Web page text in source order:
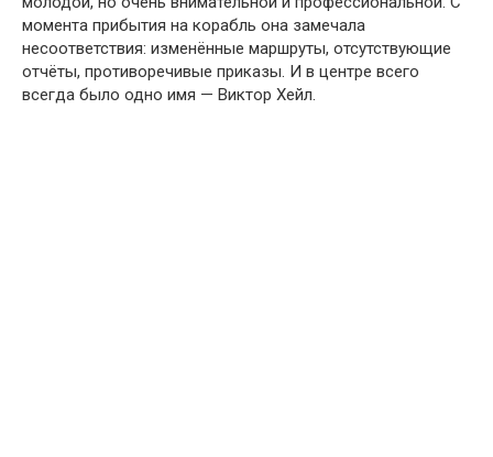
момента прибытия на корабль она замечала
несоответствия: изменённые маршруты, отсутствующие
отчёты, противоречивые приказы. И в центре всего
всегда было одно имя — Виктор Хейл.